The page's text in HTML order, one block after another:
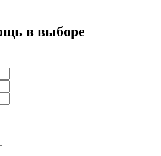
в выборе